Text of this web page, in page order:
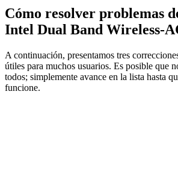
Cómo resolver problemas
Intel Dual Band Wireless-
A continuación, presentamos tres
útiles para muchos usuarios. Es posible que
todos; simplemente avance en la lista hasta
funcione.